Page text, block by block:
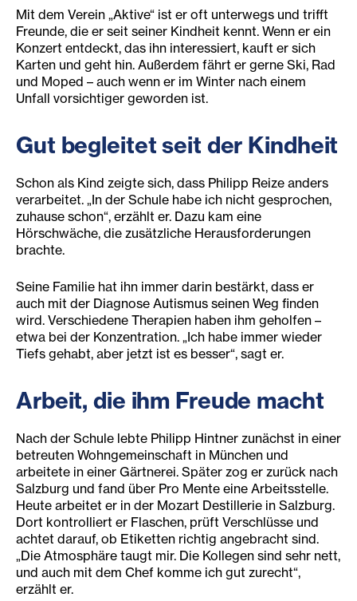
Mit dem Verein „Aktive“ ist er oft unterwegs und trifft
Freunde, die er seit seiner Kindheit kennt. Wenn er ein
Konzert entdeckt, das ihn interessiert, kauft er sich
Karten und geht hin. Außerdem fährt er gerne Ski, Rad
und Moped – auch wenn er im Winter nach einem
Unfall vorsichtiger geworden ist.
Gut begleitet seit der Kindheit
Schon als Kind zeigte sich, dass Philipp Reize anders
verarbeitet. „In der Schule habe ich nicht gesprochen,
zuhause schon“, erzählt er. Dazu kam eine
Hörschwäche, die zusätzliche Herausforderungen
brachte.
Seine Familie hat ihn immer darin bestärkt, dass er
auch mit der Diagnose Autismus seinen Weg finden
wird. Verschiedene Therapien haben ihm geholfen –
etwa bei der Konzentration. „Ich habe immer wieder
Tiefs gehabt, aber jetzt ist es besser“, sagt er.
Arbeit, die ihm Freude macht
Nach der Schule lebte Philipp Hintner zunächst in einer
betreuten Wohngemeinschaft in München und
arbeitete in einer Gärtnerei. Später zog er zurück nach
Salzburg und fand über Pro Mente eine Arbeitsstelle.
Heute arbeitet er in der Mozart Destillerie in Salzburg.
Dort kontrolliert er Flaschen, prüft Verschlüsse und
achtet darauf, ob Etiketten richtig angebracht sind.
„Die Atmosphäre taugt mir. Die Kollegen sind sehr nett,
und auch mit dem Chef komme ich gut zurecht“,
erzählt er.